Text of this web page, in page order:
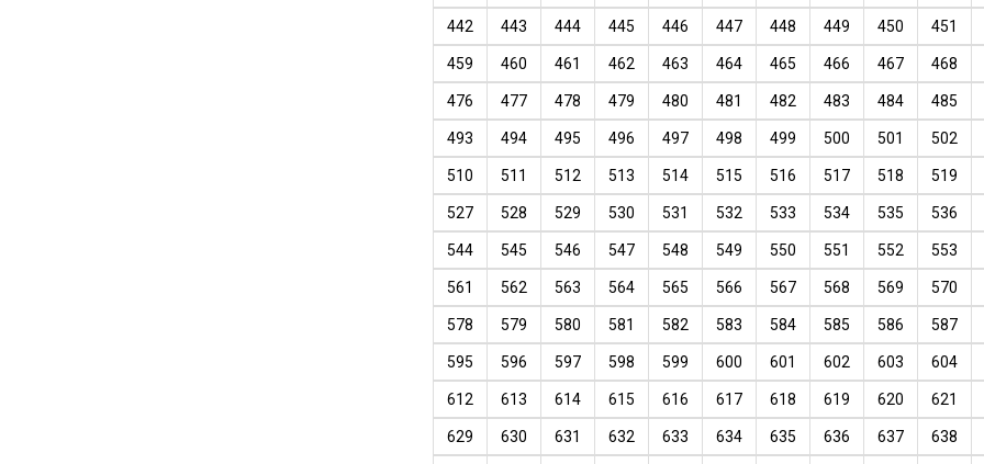
442 443 444 445 446 447 448 449 450 451
459 460 461 462 463 464 465 466 467 468
476 477 478 479 480 481 482 483 484 485
493 494 495 496 497 498 499 500 501 502
510 511 512 513 514 515 516 517 518 519
527 528 529 530 531 532 533 534 535 536
544 545 546 547 548 549 550 551 552 553
561 562 563 564 565 566 567 568 569 570
578 579 580 581 582 583 584 585 586 587
595 596 597 598 599 600 601 602 603 604
612 613 614 615 616 617 618 619 620 621
629 630 631 632 633 634 635 636 637 638